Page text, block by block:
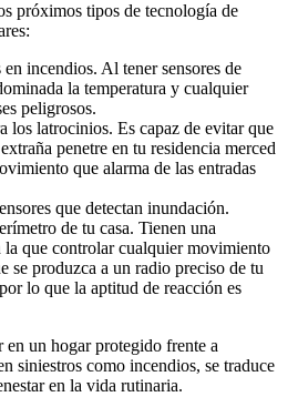
próximos tipos de tecnología de
en incendios. Al tener sensores de
la temperatura y cualquier
peligrosos.
los latrocinios. Es capaz de evitar que
penetre en tu residencia merced
que alarma de las entradas
que detectan inundación.
de tu casa. Tienen una
la que controlar cualquier movimiento
se produzca a un radio preciso de tu
lo que la aptitud de reacción es
un hogar protegido frente a
siniestros como incendios, se traduce
en la vida rutinaria.